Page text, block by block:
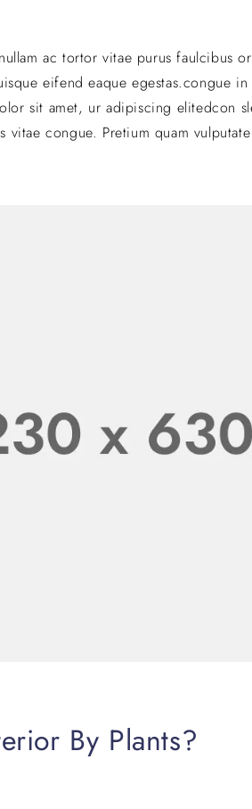
ac tortor vitae purus faulcibus
eifend eaque egestas.congue
sit amet, ur adipiscing elitedcon
congue. Pretium quam
By Plants?